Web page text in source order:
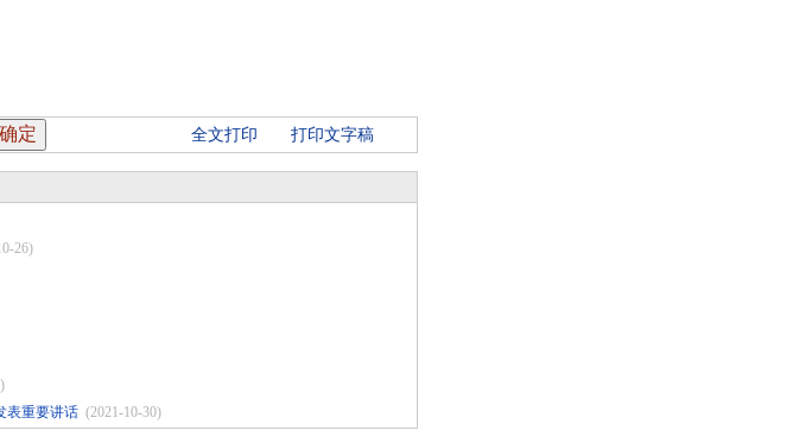
全文打印 打印文字稿
26)
表重要讲话 (2021-10-30)